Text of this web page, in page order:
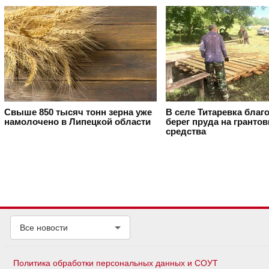
Свыше 850 тысяч тонн зерна уже
намолочено в Липецкой области
В селе Титаревка
берег пруда на
средства
Все новости
Политика обработки персональных данных и СОУТ